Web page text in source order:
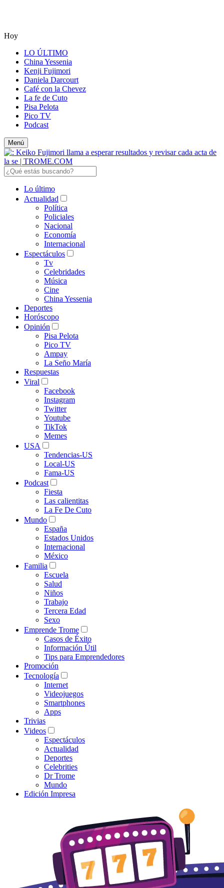
Hoy
LO ÚLTIMO
China Yessenia
Kenji Fujimori
Daniela Darcourt
Café con la Chevez
La fe de Cuto
Pisa Pelota
Pico TV
Podcast
Menú
Lo último
Actualidad
Política
Policiales
Nacional
Economía
Internacional
Espectáculos
Tv
Celebridades
Música
Cine
China Yessenia
Deportes
Horóscopo
Opinión
Pisa Pelota
Pico TV
Ampay
La Seño María
Respuestas
Viral
Facebook
Instagram
Twitter
Youtube
TikTok
Memes
USA
Tendencias-US
Local-US
Fama-US
Podcast
Fiesta
Las calientitas
La Fe De Cuto
Mundo
España
Estados Unidos
Internacional
México
Familia
Escuela
Salud
Niños
Trabajo
Tercera Edad
Sexo
Emprende Trome
Casos de Éxito
Información Útil
Tips para Emprendedores
Promoción
Tecnología
Internet
Videojuegos
Smartphones
Apps
Trivias
Videos
Espectáculos
Actualidad
Deportes
Celebrities
Dr Trome
Mundo
Edición Impresa